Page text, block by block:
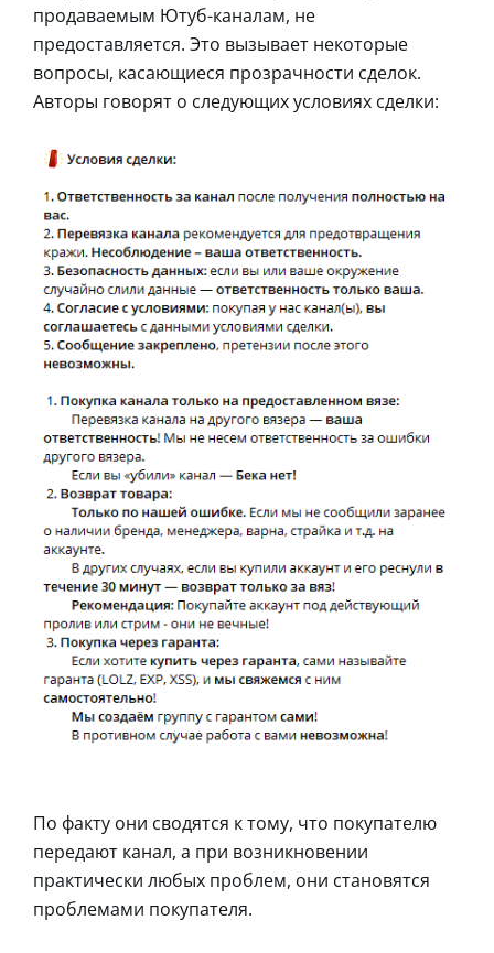
продаваемым Ютуб-каналам, не
предоставляется. Это вызывает некоторые
вопросы, касающиеся прозрачности сделок.
Авторы говорят о следующих условиях сделки:
По факту они сводятся к тому, что покупателю
передают канал, а при возникновении
практически любых проблем, они становятся
проблемами покупателя.